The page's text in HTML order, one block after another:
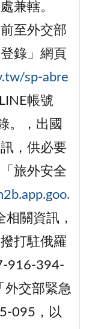
兼轄。
至外交部
錄」網頁
sp-abre
帳號
。，出國
，供必要
旅外安全
相關資訊，
打駐俄羅
916-394-
外交部緊急
095，以